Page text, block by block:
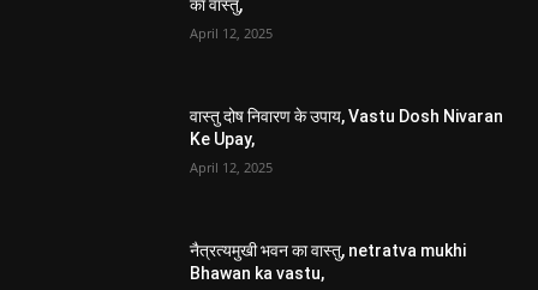
का वास्तु,
April 12, 2025
वास्तु दोष निवारण के उपाय, Vastu Dosh Nivaran
Ke Upay,
April 12, 2025
नैत्रत्यमुखी भवन का वास्तु, netratva mukhi
Bhawan ka vastu,